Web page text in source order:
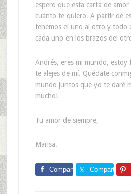
espero que esta carta de
cuánto te quiero. A partir de
tenemos el uno al otro y todo
cada uno en los brazos del
Andrés, eres mi mundo, estoy
te alejes de mí. Quédate
mundo juntos que yo te daré
mucho!
Tu amor de siempre,
Marisa.
Comparte Comparte